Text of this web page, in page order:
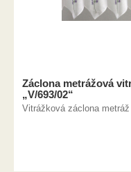
Záclona metrážová
„V/693/02“
Vitrážková záclona